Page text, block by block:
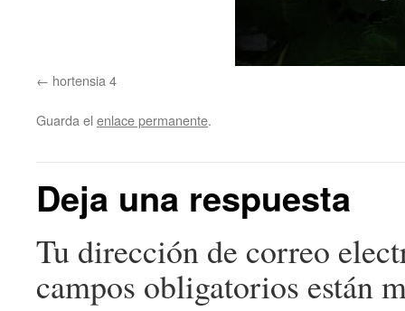
hortensia 4
Guarda el enlace permanente.
Deja una respuesta
Tu dirección de correo
campos obligatorios están